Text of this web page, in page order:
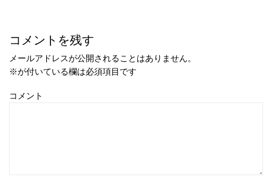
コメントを残す
メールアドレスが公開されることはありません。
※が付いている欄は必須項目です
コメント